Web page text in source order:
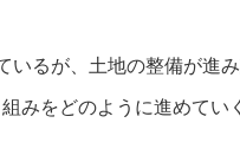
るが、土地の整備が進
みをどのように進めてい